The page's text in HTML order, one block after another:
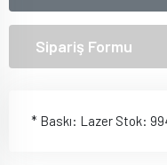
Sipariş Formu
* Baskı: Lazer Stok: